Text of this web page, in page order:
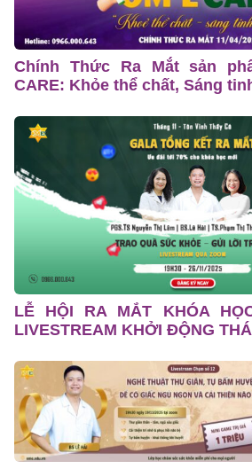
Chính Thức Ra Mắt sản
CARE: Khỏe thể chất, Sáng
LỄ HỘI RA MẮT KHÓA
LIVESTREAM KHỞI ĐỘNG